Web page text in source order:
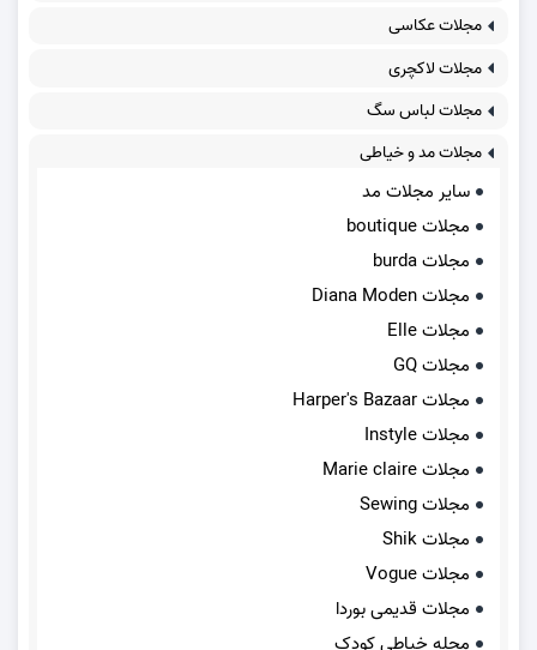
مجلات عکاسی
مجلات لاکچری
مجلات لباس سگ
مجلات مد و خیاطی
سایر مجلات مد
مجلات boutique
مجلات burda
مجلات Diana Moden
مجلات Elle
مجلات GQ
مجلات Harper's Bazaar
مجلات Instyle
مجلات Marie claire
مجلات Sewing
مجلات Shik
مجلات Vogue
مجلات قدیمی بوردا
مجله خیاطی کودک